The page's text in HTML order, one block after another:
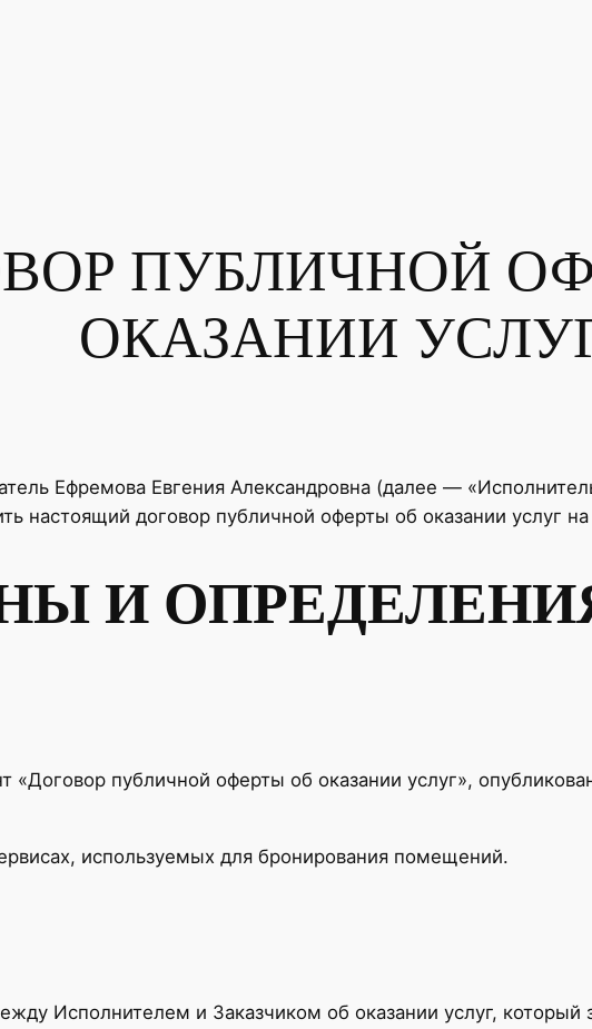
ПУБЛИЧНОЙ
ОКАЗАНИИ
Ефремова Евгения Александровна (далее —
настоящий договор публичной оферты об оказании услуг
И
публичной оферты об оказании услуг»,
используемых для бронирования помещений.
Исполнителем и Заказчиком об оказании услуг, который